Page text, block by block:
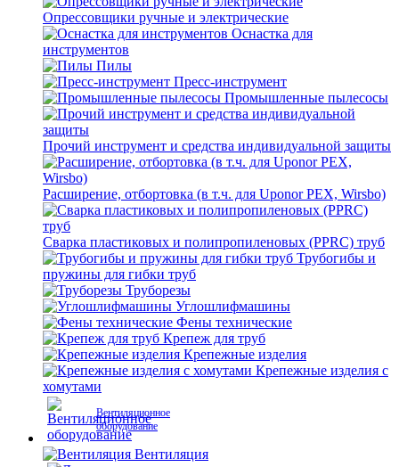
Опрессовщики ручные и электрические
Оснастка для
инструментов
Пилы
Пресс-инструмент
Промышленные пылесосы
Прочий инструмент и средства индивидуальной защиты
Расширение, отбортовка (в т.ч. для Uponor PEX, Wirsbo)
Сварка пластиковых и полипропиленовых (PPRC) труб
Трубогибы и
пружины для гибки труб
Труборезы
Углошлифмашины
Фены технические
Крепеж для труб
Крепежные изделия
Крепежные изделия с
хомутами
Вентиляционное
оборудование
Вентиляция